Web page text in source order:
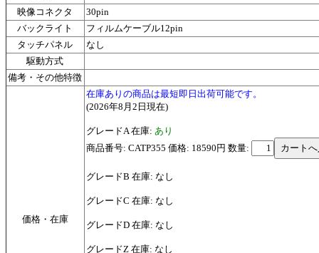
映像コネクタ
30pin
バックライト
フィルムケーブル12pin
タッチパネル
なし
駆動方式
備考・その他特徴
価格・在庫
在庫ありの商品は最短即日出荷可能です。
(2026年8月2日現在)
グレードA 在庫: あり
商品番号: CATP355 価格: 18590円 数量:
グレードB 在庫: なし
グレードC 在庫: なし
グレードD 在庫: なし
グレードZ 在庫: なし